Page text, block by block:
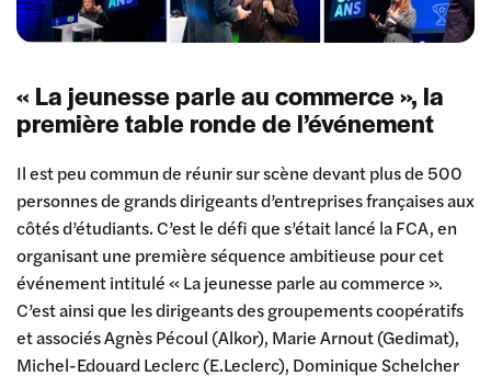
« La jeunesse parle au commerce », la
première table ronde de l’événement
Il est peu commun de réunir sur scène devant plus de 500
personnes de grands dirigeants d’entreprises françaises aux
côtés d’étudiants. C’est le défi que s’était lancé la FCA, en
organisant une première séquence ambitieuse pour cet
événement intitulé « La jeunesse parle au commerce ».
C’est ainsi que les dirigeants des groupements coopératifs
et associés Agnès Pécoul (Alkor), Marie Arnout (Gedimat),
Michel-Edouard Leclerc (E.Leclerc), Dominique Schelcher